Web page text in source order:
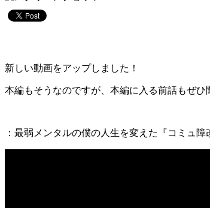
新しい動画をアップしました！
本編もそうなのですが、本編に入る前話もぜひ
：最弱メンタルの僕の人生を変えた『コミュ